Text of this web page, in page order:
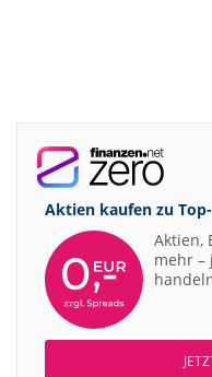
Aktien kaufen zu
Aktien,
mehr